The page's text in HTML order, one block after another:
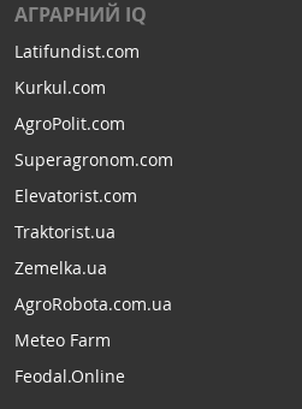
АГРАРНИЙ IQ
Latifundist.com
Kurkul.com
AgroPolit.com
Superagronom.com
Elevatorist.com
Traktorist.ua
Zemelka.ua
AgroRobota.com.ua
Meteo Farm
Feodal.Online